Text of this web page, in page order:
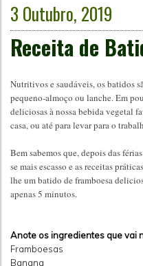
3 Outubro, 2019
Receita de
Nutritivos e saudáveis, os batidos
pequeno-almoço ou lanche. Em
deliciosas à nossa bebida vegetal
casa, ou até para levar para o
Bem sabemos que, depois das
se mais escasso e as receitas
lhe um batido de framboesa
apenas 5 minutos.
Anote os ingredientes que vai
Framboesas
Banana